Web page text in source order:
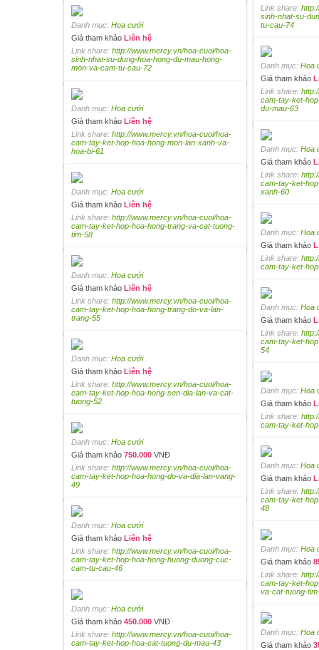
Link share:
sinh-nhat-su-
tu-cau-74
Danh mục: Hoa cưới
Giá tham khảo Liên hệ
Link share: http://www.mercy.vn/hoa-cuoi/hoa-
sinh-nhat-su-dung-hoa-hong-du-mau-hong-
mon-va-cam-tu-cau-72
Danh mục: Hoa
Giá tham khảo
Link share:
cam-tay-ket-
du-mau-63
Danh mục: Hoa cưới
Giá tham khảo Liên hệ
Link share: http://www.mercy.vn/hoa-cuoi/hoa-
cam-tay-ket-hop-hoa-hong-mon-lan-xanh-va-
hoa-bi-61
Danh mục: Hoa
Giá tham khảo
Link share:
cam-tay-ket-
xanh-60
Danh mục: Hoa cưới
Giá tham khảo Liên hệ
Link share: http://www.mercy.vn/hoa-cuoi/hoa-
cam-tay-ket-hop-hoa-hong-trang-va-cat-tuong-
tim-58
Danh mục: Hoa
Giá tham khảo
Link share:
cam-tay-ket-
Danh mục: Hoa cưới
Giá tham khảo Liên hệ
Link share: http://www.mercy.vn/hoa-cuoi/hoa-
cam-tay-ket-hop-hoa-hong-trang-do-va-lan-
trang-55
Danh mục: Hoa
Giá tham khảo
Link share:
cam-tay-ket-
54
Danh mục: Hoa cưới
Giá tham khảo Liên hệ
Link share: http://www.mercy.vn/hoa-cuoi/hoa-
cam-tay-ket-hop-hoa-hong-sen-dia-lan-va-cat-
tuong-52
Danh mục: Hoa
Giá tham khảo
Link share:
cam-tay-ket-
Danh mục: Hoa cưới
Giá tham khảo 750.000 VNĐ
Link share: http://www.mercy.vn/hoa-cuoi/hoa-
cam-tay-ket-hop-hoa-hong-do-va-dia-lan-vang-
49
Danh mục: Hoa
Giá tham khảo
Link share:
cam-tay-ket-
48
Danh mục: Hoa cưới
Giá tham khảo Liên hệ
Link share: http://www.mercy.vn/hoa-cuoi/hoa-
cam-tay-ket-hop-hoa-hong-huong-duong-cuc-
cam-tu-cau-46
Danh mục: Hoa
Giá tham khảo
Link share:
cam-tay-ket-
va-cat-tuong-
Danh mục: Hoa cưới
Giá tham khảo 450.000 VNĐ
Link share: http://www.mercy.vn/hoa-cuoi/hoa-
cam-tay-ket-hop-hoa-cat-tuong-du-mau-43
Danh mục: Hoa
Giá tham khảo